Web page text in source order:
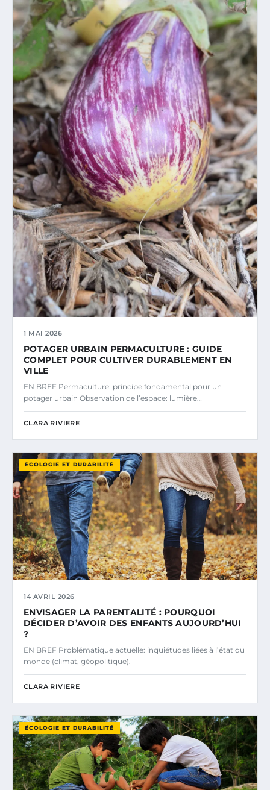
1 MAI 2026
POTAGER URBAIN PERMACULTURE : GUIDE
COMPLET POUR CULTIVER DURABLEMENT EN
VILLE
EN BREF Permaculture: principe fondamental pour un
potager urbain Observation de l’espace: lumière…
CLARA RIVIERE
ÉCOLOGIE ET DURABILITÉ
14 AVRIL 2026
ENVISAGER LA PARENTALITÉ : POURQUOI
DÉCIDER D’AVOIR DES ENFANTS AUJOURD’HUI
?
EN BREF Problématique actuelle: inquiétudes liées à l’état du
monde (climat, géopolitique).
CLARA RIVIERE
ÉCOLOGIE ET DURABILITÉ